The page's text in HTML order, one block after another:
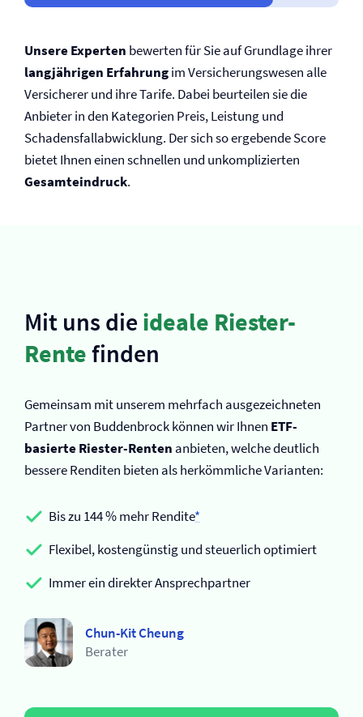
Unsere Experten bewerten für Sie auf Grundlage ihrer
langjährigen Erfahrungim Versicherungswesen alle
Versicherer und ihre Tarife. Dabei beurteilen sie die
Anbieter in den Kategorien Preis, Leistung und
Schadensfallabwicklung. Der sich so ergebende Score
bietet Ihnen einen schnellen und unkomplizierten
Gesamteindruck.
Mit uns die ideale Riester-
Rentefinden
Gemeinsam mit unserem mehrfach ausgezeichneten
Partner von Buddenbrock können wir Ihnen ETF-
basierte Riester-Renten anbieten, welche deutlich
bessere Renditen bieten als herkömmliche Varianten:
Bis zu 144 % mehr Rendite*
Flexibel, kostengünstig und steuerlich optimiert
Immer ein direkter Ansprechpartner
Chun-Kit Cheung
Berater